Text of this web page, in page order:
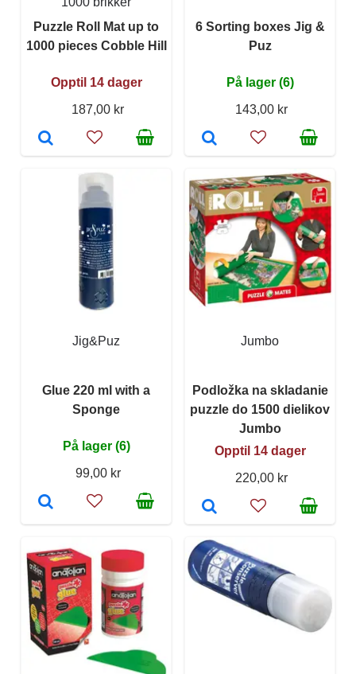
Puzzle Roll Mat up to
1000 pieces Cobble Hill
Opptil 14 dager
187,00 kr
6 Sorting boxes Jig &
Puz
På lager (6)
143,00 kr
Jig&Puz
Glue 220 ml with a
Sponge
På lager (6)
99,00 kr
Jumbo
Podložka na skladanie
puzzle do 1500 dielikov
Jumbo
Opptil 14 dager
220,00 kr